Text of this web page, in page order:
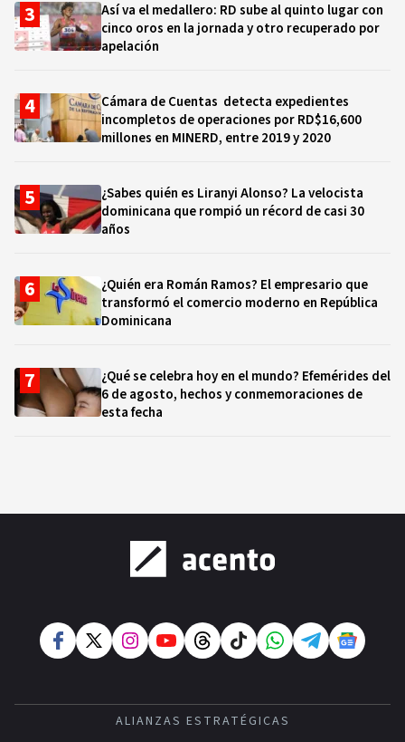
Así va el medallero: RD sube al quinto lugar con
cinco oros en la jornada y otro recuperado por
apelación
Cámara de Cuentas detecta expedientes
incompletos de operaciones por RD$16,600
millones en MINERD, entre 2019 y 2020
¿Sabes quién es Liranyi Alonso? La velocista
dominicana que rompió un récord de casi 30
años
¿Quién era Román Ramos? El empresario que
transformó el comercio moderno en República
Dominicana
¿Qué se celebra hoy en el mundo? Efemérides del
6 de agosto, hechos y conmemoraciones de
esta fecha
ALIANZAS ESTRATÉGICAS